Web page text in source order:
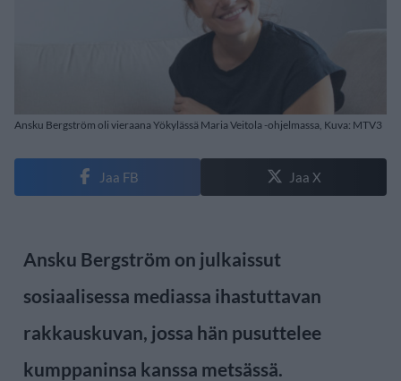
Ansku Bergström oli vieraana Yökylässä Maria Veitola -ohjelmassa, Kuva: MTV3
Jaa FB Jaa X
Ansku Bergström on julkaissut
sosiaalisessa mediassa ihastuttavan
rakkauskuvan, jossa hän pusuttelee
kumppaninsa kanssa metsässä.